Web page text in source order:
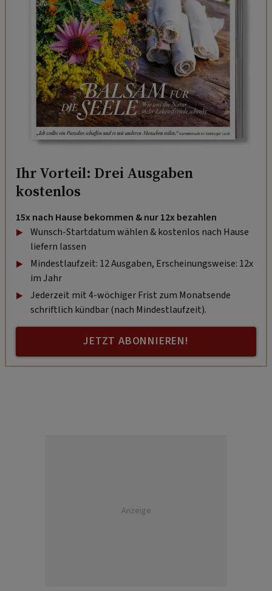
Ihr Vorteil: Drei Ausgaben
kostenlos
15x nach Hause bekommen & nur 12x bezahlen
Wunsch-Startdatum wählen & kostenlos nach Hause
liefern lassen
Mindestlaufzeit: 12 Ausgaben, Erscheinungsweise: 12x
im Jahr
Jederzeit mit 4-wöchiger Frist zum Monatsende
schriftlich kündbar (nach Mindestlaufzeit).
JETZT ABONNIEREN!
Anzeige